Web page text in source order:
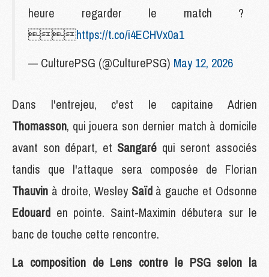
heure regarder le match ?
https://t.co/i4ECHVx0a1
— CulturePSG (@CulturePSG) May 12, 2026
Dans l'entrejeu, c'est le capitaine Adrien
Thomasson, qui jouera son dernier match à domicile
avant son départ, et Sangaré qui seront associés
tandis que l'attaque sera composée de Florian
Thauvin à droite, Wesley Saïd à gauche et Odsonne
Edouard en pointe. Saint-Maximin débutera sur le
banc de touche cette rencontre.
La composition de Lens contre le PSG selon la